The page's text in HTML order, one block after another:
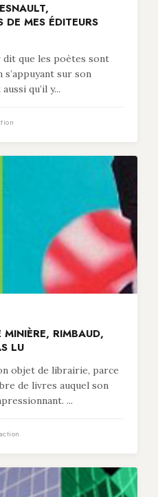
MES ÉDITEURS
dit que les poètes sont
sur son
qu’il y...
RIMBAUD,
LU
objet de librairie, parce
de livres auquel son
...